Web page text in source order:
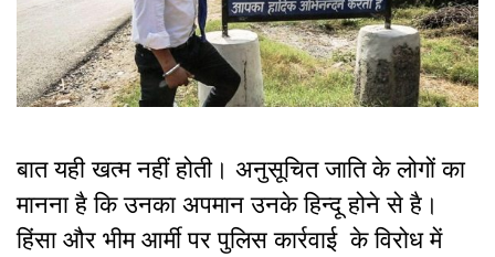
बात यही खत्म नहीं होती। अनुसूचित जाति के लोगों का
मानना है कि उनका अपमान उनके हिन्दू होने से है।
हिंसा और भीम आर्मी पर पुलिस कार्रवाई के विरोध में